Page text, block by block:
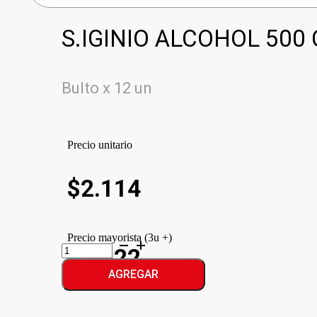
S.IGINIO ALCOHOL 500
Bulto x 12 un
Precio unitario
$2.114
Precio mayorista (3u +)
$1.922
S.IGINIO
ALCOHOL
cantidad
AGREGAR